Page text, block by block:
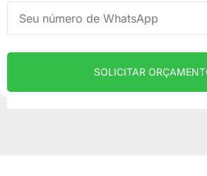
SOLICITAR